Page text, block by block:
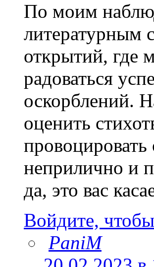
По моим
литературным
открытий, где
радоваться
оскорблений.
оценить
неприлично и
да, это вас
Войдите,
PaniM